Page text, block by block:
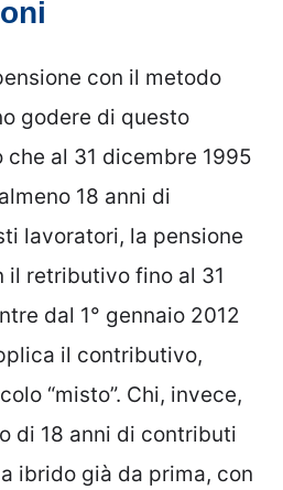
con il metodo
godere di questo
al 31 dicembre 1995
18 anni di
lavoratori, la pensione
il retributivo fino al 31
dal 1° gennaio 2012
il contributivo,
“misto”. Chi, invece,
di 18 anni di contributi
ibrido già da prima, con